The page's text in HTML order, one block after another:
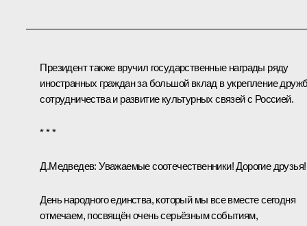
Президент также вручил государственные награды ряду
иностранных граждан за большой вклад в укрепление
сотрудничества и развитие культурных связей с Россией.
* * *
Д.Медведев: Уважаемые соотечественники! Дорогие друзья!
День народного единства, который мы все вместе сегодня
отмечаем, посвящён очень серьёзным событиям,